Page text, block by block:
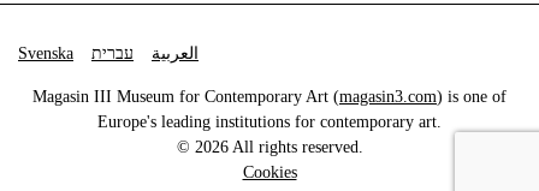
Svenska עברית العربية
Magasin III Museum for Contemporary Art (magasin3.com) is one of
Europe's leading institutions for contemporary art.
© 2026 All rights reserved.
Cookies